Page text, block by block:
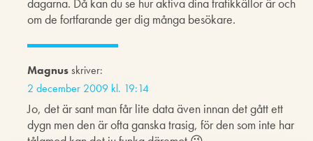
dagarna. Då kan du se hur aktiva dina trafikkällor är och
om de fortfarande ger dig många besökare.
Magnusskriver:
2 december 2009 kl. 19:14
Jo, det är sant man får lite data även innan det gått ett
dygn men den är ofta ganska trasig, för den som inte har